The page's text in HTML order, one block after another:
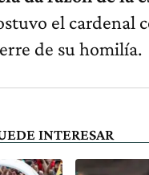
el cardenal
de su homilía.
INTERESAR